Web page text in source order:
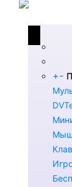
+-